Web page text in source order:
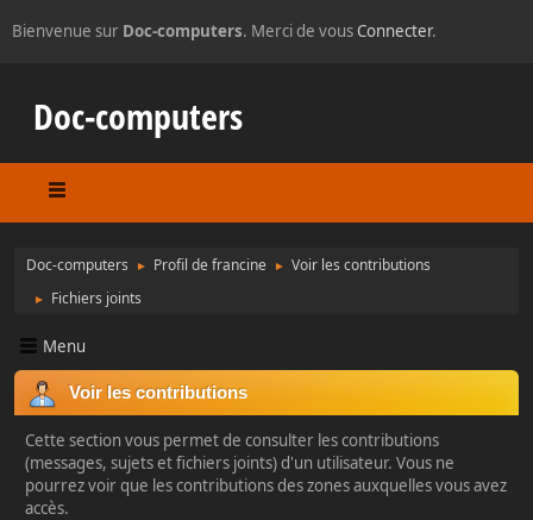
Bienvenue sur Doc-computers. Merci de vousConnecter.
Doc-computers
Doc-computers ► Profil de francine ► Voir les contributions
► Fichiers joints
Menu
Voir les contributions
Cette section vous permet de consulter les contributions
(messages, sujets et fichiers joints) d'un utilisateur. Vous ne
pourrez voir que les contributions des zones auxquelles vous avez
accès.